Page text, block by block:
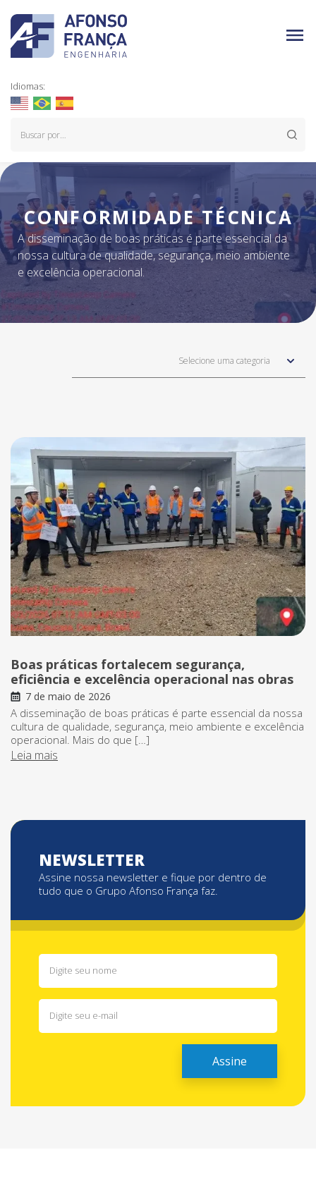
Idiomas:
CONFORMIDADE TÉCNICA
A disseminação de boas práticas é parte essencial da
nossa cultura de qualidade, segurança, meio ambiente
e excelência operacional.
Selecione uma categoria
Boas práticas fortalecem segurança,
eficiência e excelência operacional nas obras
7 de maio de 2026
A disseminação de boas práticas é parte essencial da nossa
cultura de qualidade, segurança, meio ambiente e excelência
operacional. Mais do que […]
Leia mais
NEWSLETTER
Assine nossa newsletter e fique por dentro de
tudo que o Grupo Afonso França faz.